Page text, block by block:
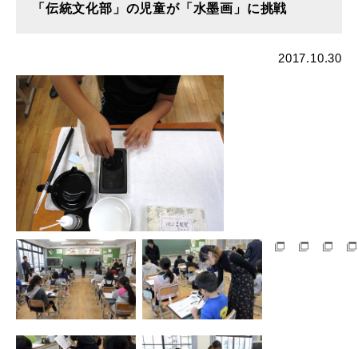
「伝統文化部」の児童が「水墨画」に挑戦
2017.10.30